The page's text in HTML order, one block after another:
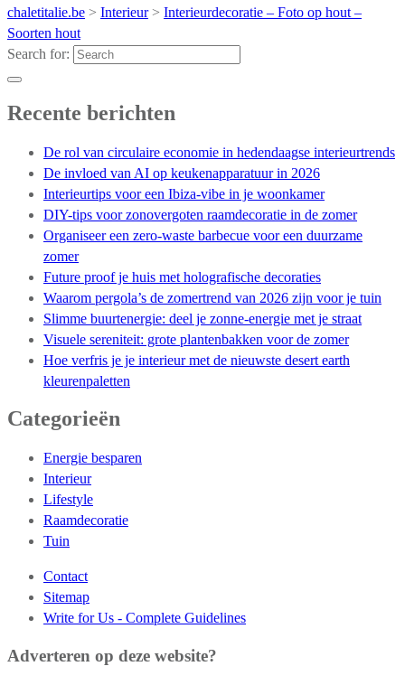
chaletitalie.be > Interieur> Interieurdecoratie – Foto op hout –
Soorten hout
Search for:
Recente berichten
De rol van circulaire economie in hedendaagse interieurtrends
De invloed van AI op keukenapparatuur in 2026
Interieurtips voor een Ibiza-vibe in je woonkamer
DIY-tips voor zonovergoten raamdecoratie in de zomer
Organiseer een zero-waste barbecue voor een duurzame
zomer
Future proof je huis met holografische decoraties
Waarom pergola’s de zomertrend van 2026 zijn voor je tuin
Slimme buurtenergie: deel je zonne-energie met je straat
Visuele sereniteit: grote plantenbakken voor de zomer
Hoe verfris je je interieur met de nieuwste desert earth
kleurenpaletten
Categorieën
Energie besparen
Interieur
Lifestyle
Raamdecoratie
Tuin
Contact
Sitemap
Write for Us - Complete Guidelines
Adverteren op deze website?